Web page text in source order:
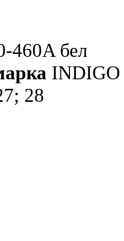
460A бел
28